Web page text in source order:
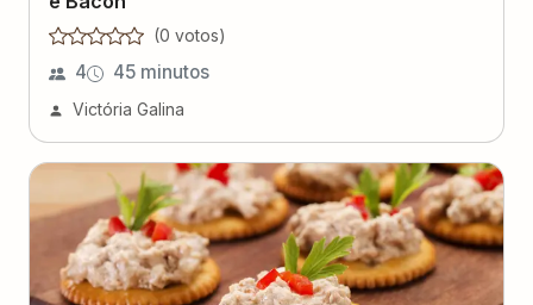
(0 votos)
4 45 minutos
Victória Galina